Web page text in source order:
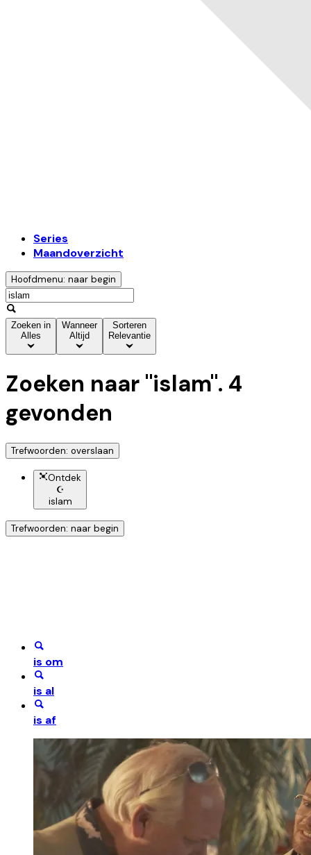
Series
Maandoverzicht
Hoofdmenu: naar begin
Zoeken in
Alles
Wanneer
Altijd
Sorteren
Relevantie
Zoeken naar "islam". 4
gevonden
Trefwoorden: overslaan
Ontdek
☪️
islam
Trefwoorden: naar begin
is om
is al
is af